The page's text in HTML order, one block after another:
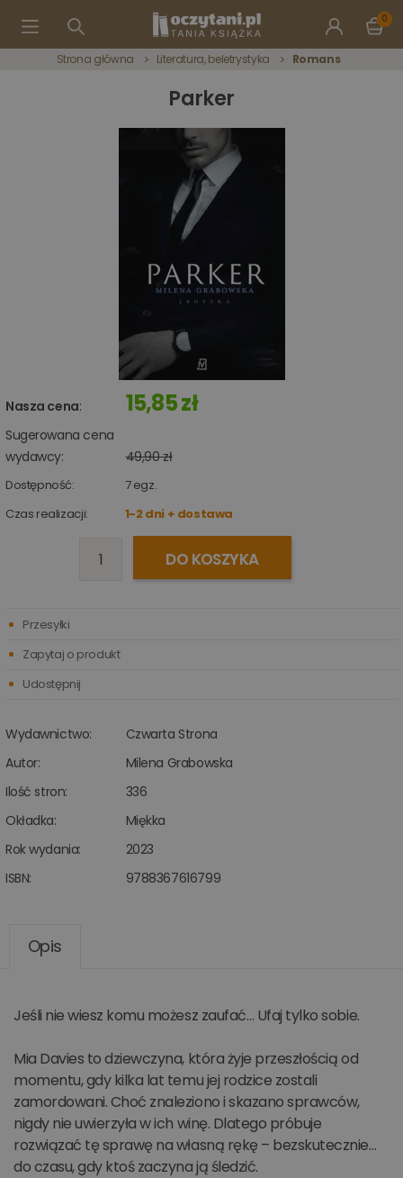
0
Strona główna Literatura, beletrystyka Romans
Parker
Nasza cena: 15,85 zł
Sugerowana cena
wydawcy:
49,90 zł
Dostępność: 7egz.
Czas realizacji:
1-2 dni + dostawa
DO KOSZYKA
Wydawnictwo:
Czwarta Strona
Autor:
Milena Grabowska
Ilość stron:
336
Okładka:
Miękka
Rok wydania:
2023
ISBN:
9788367616799
Przesyłki
Zapytaj o produkt
Udostępnij
Opis
Jeśli nie wiesz komu możesz zaufać… Ufaj tylko sobie.
Mia Davies to dziewczyna, która żyje przeszłością od
momentu, gdy kilka lat temu jej rodzice zostali
zamordowani. Choć znaleziono i skazano sprawców,
nigdy nie uwierzyła w ich winę. Dlatego próbuje
rozwiązać tę sprawę na własną rękę – bezskutecznie…
do czasu, gdy ktoś zaczyna ją śledzić.